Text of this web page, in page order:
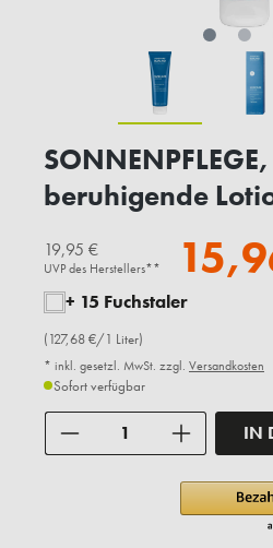
beruhigende
19,95 €
UVP des Herstellers**
+ 15 Fuchstaler
(127,68 €/1 Liter)
* inkl. gesetzl. MwSt. zzgl. Versandkosten
Sofort verfügbar
IN